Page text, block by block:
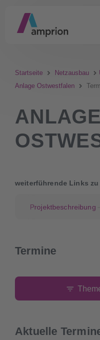
Startseite Netzausbau
Anlage Ostwestfalen
ANLAGE
weiterführende Links
Projektbeschreibung
Termine
Aktuelle